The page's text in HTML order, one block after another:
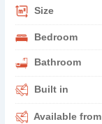
Size
Bedroom
Bathroom
Built in
Available from